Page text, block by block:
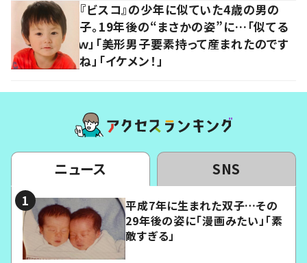
『ビスコ』の少年に似ていた4歳の男の
子。19年後の“まさかの姿”に…「似てる
ｗ」「美形男子要素持って産まれたのです
ね」「イケメン！」
ニュース SNS
平成7年に生まれた双子…その
29年後の姿に「漫画みたい」「素
敵すぎる」